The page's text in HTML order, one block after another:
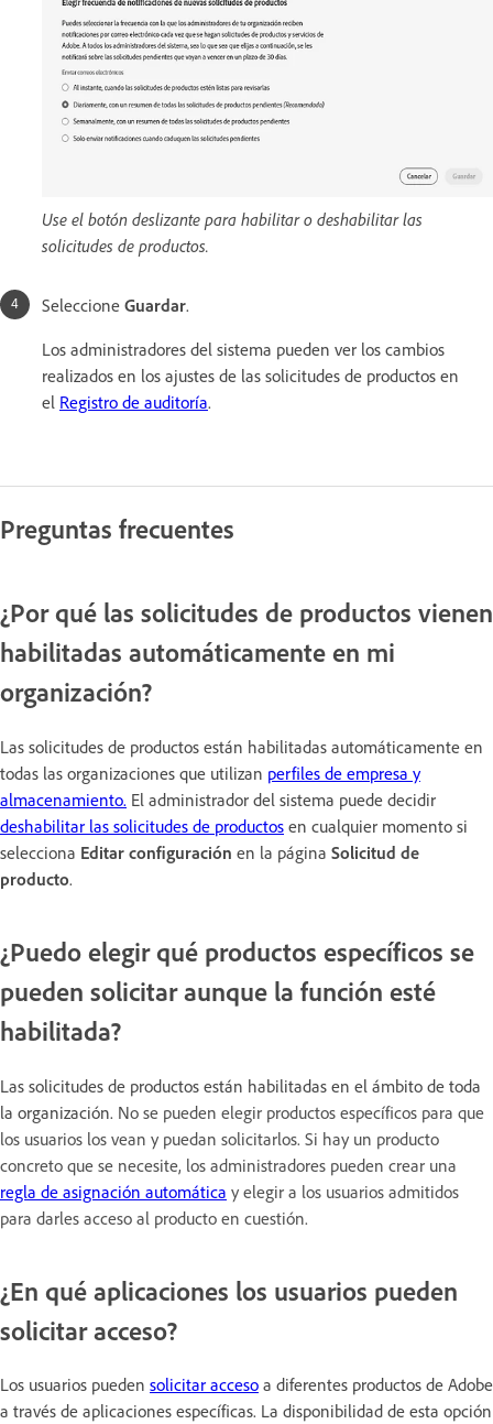
Use el botón deslizante para habilitar o deshabilitar las
solicitudes de productos.
Seleccione Guardar.
Los administradores del sistema pueden ver los cambios
realizados en los ajustes de las solicitudes de productos en
el Registro de auditoría.
Preguntas frecuentes
¿Por qué las solicitudes de productos vienen
habilitadas automáticamente en mi
organización?
Las solicitudes de productos están habilitadas automáticamente en
todas las organizaciones que utilizan perfiles de empresa y
almacenamiento. El administrador del sistema puede decidir
deshabilitar las solicitudes de productos en cualquier momento si
selecciona Editar configuración en la página Solicitud de
producto.
¿Puedo elegir qué productos específicos se
pueden solicitar aunque la función esté
habilitada?
Las solicitudes de productos están habilitadas en el ámbito de toda
la organización. No se pueden elegir productos específicos para que
los usuarios los vean y puedan solicitarlos. Si hay un producto
concreto que se necesite, los administradores pueden crear una
regla de asignación automática y elegir a los usuarios admitidos
para darles acceso al producto en cuestión.
¿En qué aplicaciones los usuarios pueden
solicitar acceso?
Los usuarios pueden solicitar acceso a diferentes productos de Adobe
a través de aplicaciones específicas. La disponibilidad de esta opción